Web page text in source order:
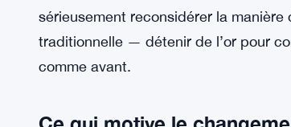
Brooks voit cette supposition se
monnaies numériques et les marchés
partout, l’or baisse aussi. Lorsque les